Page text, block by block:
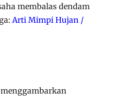
membalas dendam
Arti Mimpi Hujan /